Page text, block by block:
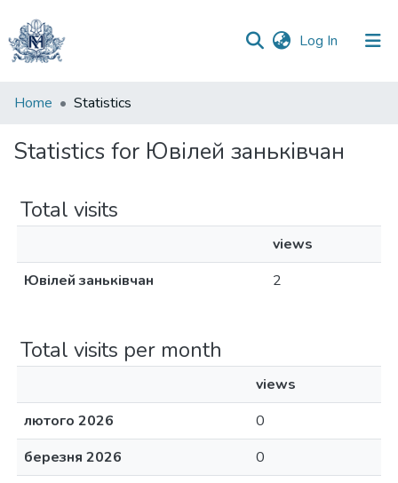
Log In (current)
Communities
Collections
Home Statistics
Statistics for Ювілей заньківчан
Total visits
views
Ювілей заньківчан
2
Total visits per month
views
лютого 2026
0
березня 2026
0